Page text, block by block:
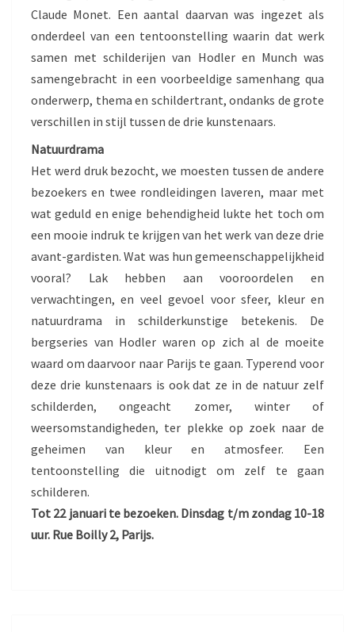
Claude Monet. Een aantal daarvan was ingezet als
onderdeel van een tentoonstelling waarin dat werk
samen met schilderijen van Hodler en Munch was
samengebracht in een voorbeeldige samenhang qua
onderwerp, thema en schildertrant, ondanks de grote
verschillen in stijl tussen de drie kunstenaars.
Natuurdrama
Het werd druk bezocht, we moesten tussen de andere
bezoekers en twee rondleidingen laveren, maar met
wat geduld en enige behendigheid lukte het toch om
een mooie indruk te krijgen van het werk van deze drie
avant-gardisten. Wat was hun gemeenschappelijkheid
vooral? Lak hebben aan vooroordelen en
verwachtingen, en veel gevoel voor sfeer, kleur en
natuurdrama in schilderkunstige betekenis. De
bergseries van Hodler waren op zich al de moeite
waard om daarvoor naar Parijs te gaan. Typerend voor
deze drie kunstenaars is ook dat ze in de natuur zelf
schilderden, ongeacht zomer, winter of
weersomstandigheden, ter plekke op zoek naar de
geheimen van kleur en atmosfeer. Een
tentoonstelling die uitnodigt om zelf te gaan
schilderen.
Tot 22 januari te bezoeken. Dinsdag t/m zondag 10-18
uur. Rue Boilly 2, Parijs.